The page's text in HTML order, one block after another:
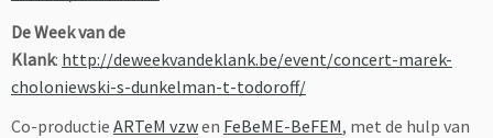
De Week van de
Klank: http://deweekvandeklank.be/event/concert-marek-
choloniewski-s-dunkelman-t-todoroff/
Co-productie ARTeM vzwen FeBeME-BeFEM, met de hulp van